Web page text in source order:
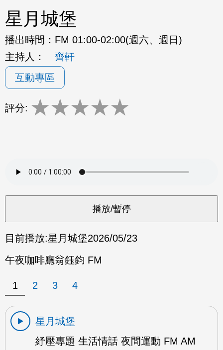
星月城堡
播出時間： FM 01:00-02:00(週六、週日)
主持人：
齊軒
互動專區
評分: ★★★★★
目前播放:星月城堡2026/05/23
午夜咖啡廳翁鈺鈞 FM
1 2 3 4
星月城堡
紓壓專題 生活情話 夜間運動 FM AM